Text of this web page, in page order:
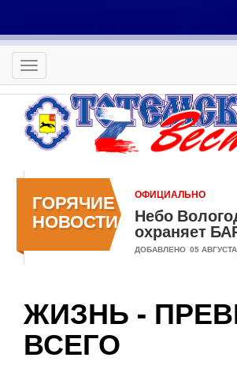
основному
содержанию
Меню
учётной
записи
пользователя
Toggle
navigation
ГОРЯЧИЕ
НОВОСТИ
ОФИЦИАЛЬНО
Небо
охраняет
ДОБАВЛЕНО 05
ЖИЗНЬ -
ВСЕГО